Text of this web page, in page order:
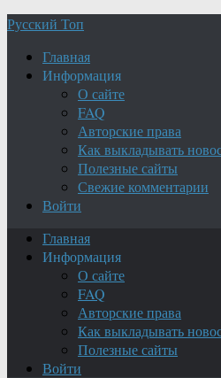
Русский Топ
Главная
Информация
О сайте
FAQ
Авторские права
Как выкладывать
Полезные сайты
Свежие комментарии
Войти
Главная
Информация
О сайте
FAQ
Авторские права
Как выкладывать
Полезные сайты
Войти